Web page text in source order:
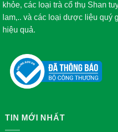
khỏe, các loại trà cổ thụ Shan
lam,.. và các loại dược liệu quý
hiệu quả.
TIN MỚI NHẤT